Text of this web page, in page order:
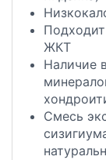
ЖКТ
Наличие
Смесь